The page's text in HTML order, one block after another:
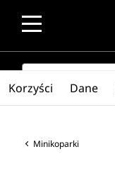
SEARCH
Minikoparki
Korzyści Dane